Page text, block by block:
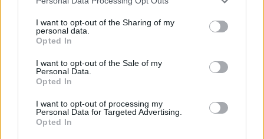
I want to opt-out of the Sharing of my
personal data.
Opted In
I want to opt-out of the Sale of my
Personal Data.
Opted In
I want to opt-out of processing my
Personal Data for Targeted Advertising.
Opted In